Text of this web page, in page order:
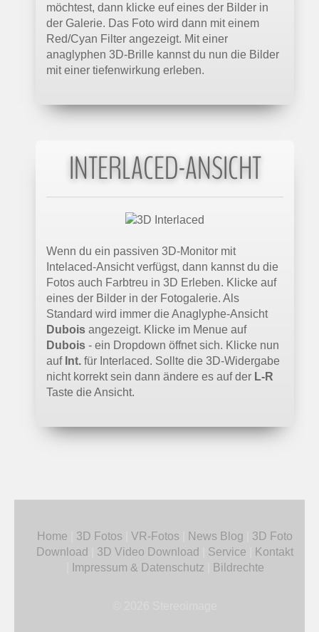
möchtest, dann klicke euf eines der Bilder in
der Galerie. Das Foto wird dann mit einem
Red/Cyan Filter angezeigt. Mit einer
anaglyphen 3D-Brille kannst du nun die Bilder
mit einer tiefenwirkung erleben.
INTERLACED-ANSICHT
Wenn du ein passiven 3D-Monitor mit
Intelaced-Ansicht verfügst, dann kannst du die
Fotos auch Farbtreu in 3D Erleben. Klicke auf
eines der Bilder in der Fotogalerie. Als
Standard wird immer die Anaglyphe-Ansicht
Dubois angezeigt. Klicke im Menue auf
Dubois - ein Dropdown öffnet sich. Klicke nun
auf Int. für Interlaced. Sollte die 3D-Widergabe
nicht korrekt sein dann ändere es auf der L-R
Taste die Ansicht.
Home 3D Fotos VR-Fotos News Blog
3D Foto
Download
3D Video Download Service
Kontakt
Impressum & Datenschutz Bildrechte